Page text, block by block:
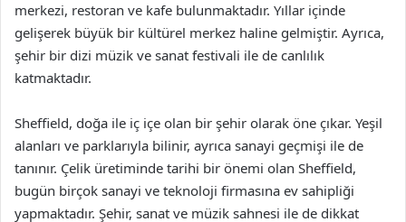
merkezi, restoran ve kafe bulunmaktadır. Yıllar içinde
gelişerek büyük bir kültürel merkez haline gelmiştir. Ayrıca,
şehir bir dizi müzik ve sanat festivali ile de canlılık
katmaktadır.
Sheffield, doğa ile iç içe olan bir şehir olarak öne çıkar. Yeşil
alanları ve parklarıyla bilinir, ayrıca sanayi geçmişi ile de
tanınır. Çelik üretiminde tarihi bir önemi olan Sheffield,
bugün birçok sanayi ve teknoloji firmasına ev sahipliği
yapmaktadır. Şehir, sanat ve müzik sahnesi ile de dikkat